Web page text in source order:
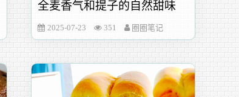
全麦香气和提子的自然甜味
2025-07-23 351 圈圈笔记